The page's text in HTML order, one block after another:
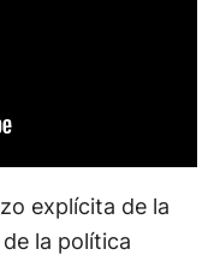
explícita de la
la política